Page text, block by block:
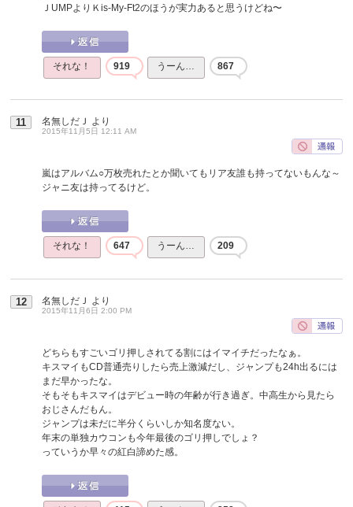
ＪUMPよりＫis-My-Ft2のほうが実力あると思うけどね〜
それな！ 919 うーん… 867
11 名無しだＪ より
2015年11月5日 12:11 AM
嵐はアルバム○万枚売れたとか聞いてもリア友誰も持ってないもんな～
ジャニ友は持ってるけど。
それな！ 647 うーん… 209
12 名無しだＪ より
2015年11月6日 2:00 PM
どちらもすごいゴリ押しされてる割にはイマイチだったなぁ。
キスマイもCD普通売りしたら売上激減だし、ジャンプも24h出るには
まだ早かったな。
そもそもキスマイはデビュー時の年齢が行き過ぎ。中高生から見たら
おじさんだもん。
ジャンプは未だに半分くらいしか知名度ない。
年末の単独カウコンも今年最後のゴリ押しでしょ？
っていうか早々の紅白諦めた感。